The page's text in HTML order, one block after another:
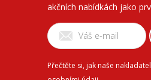
akčních nabídkách jako
Přečtěte si, jak naše